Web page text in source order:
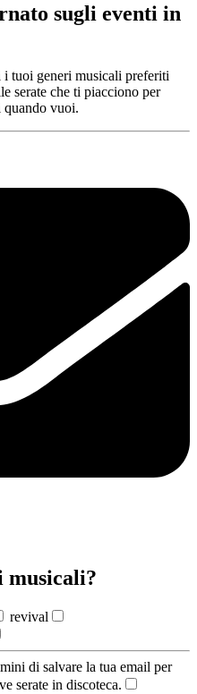
sugli eventi in
tuoi generi musicali preferiti
serate che ti piacciono per
vuoi.
musicali?
revival
di salvare la tua email per
serate in discoteca.